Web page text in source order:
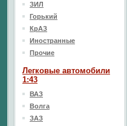
ЗИЛ
Горький
КрАЗ
Иностранные
Прочие
Легковые автомобили
1:43
ВАЗ
Волга
ЗАЗ